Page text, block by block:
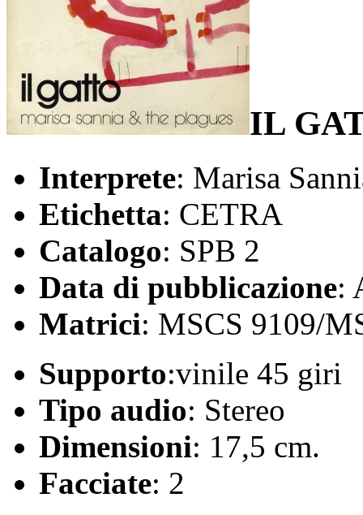
IL
Interprete: Marisa
Etichetta: CETRA
Catalogo: SPB 2
Data di pubblicazione:
Matrici: MSCS 9109/
Supporto:vinile 45 giri
Tipo audio: Stereo
Dimensioni: 17,5 cm.
Facciate: 2